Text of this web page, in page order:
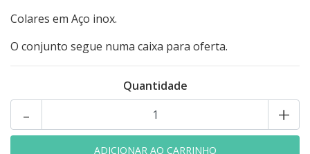
Colares em Aço inox.
O conjunto segue numa caixa para oferta.
Quantidade
+
-